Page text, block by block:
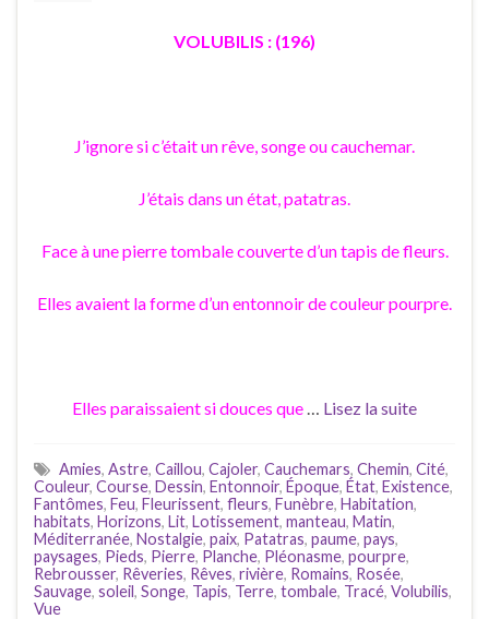
VOLUBILIS : (196)
J’ignore si c’était un rêve, songe ou cauchemar.
J’étais dans un état, patatras.
Face à une pierre tombale couverte d’un tapis de fleurs.
Elles avaient la forme d’un entonnoir de couleur pourpre.
Elles paraissaient si douces que … Lisez la suite
Amies, Astre, Caillou, Cajoler, Cauchemars, Chemin, Cité,
Couleur, Course, Dessin, Entonnoir, Époque, État, Existence,
Fantômes, Feu, Fleurissent, fleurs, Funèbre, Habitation,
habitats, Horizons, Lit, Lotissement, manteau, Matin,
Méditerranée, Nostalgie, paix, Patatras, paume, pays,
paysages, Pieds, Pierre, Planche, Pléonasme, pourpre,
Rebrousser, Rêveries, Rêves, rivière, Romains, Rosée,
Sauvage, soleil, Songe, Tapis, Terre, tombale, Tracé, Volubilis,
Vue